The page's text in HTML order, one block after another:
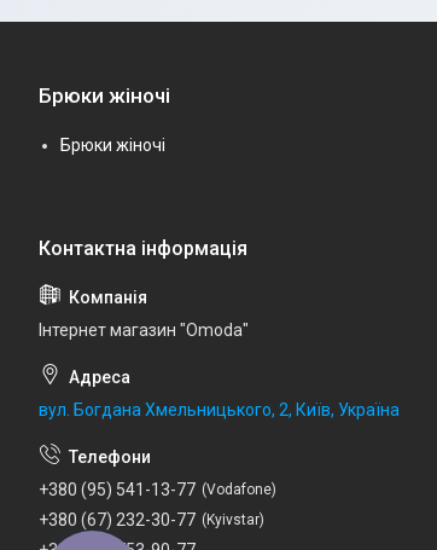
Брюки жіночі
Брюки жіночі
Інтернет магазин "Omoda"
вул. Богдана Хмельницького, 2, Київ, Україна
+380 (95) 541-13-77 Vodafone
+380 (67) 232-30-77 Kyivstar